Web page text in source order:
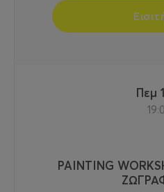
Πεμ
PAINTING